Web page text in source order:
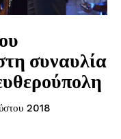
συναυλία
2018